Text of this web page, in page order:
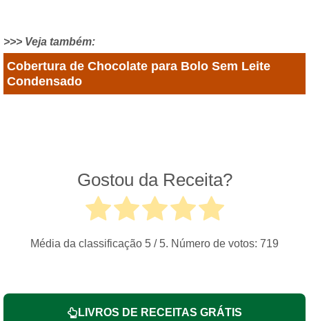
>>> Veja também:
Cobertura de Chocolate para Bolo Sem Leite
Condensado
Gostou da Receita?
Média da classificação 5 / 5. Número de votos: 719
LIVROS DE RECEITAS GRÁTIS